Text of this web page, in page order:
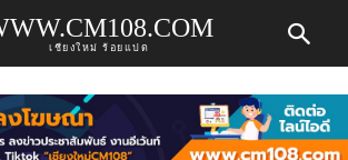
เชียงใหม่ ร้อยแปด